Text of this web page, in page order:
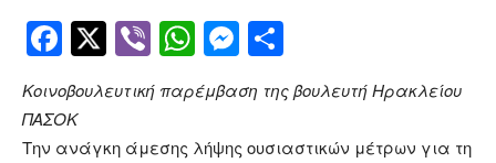
Facebook
Twitter
ViberWhatsApp
Messenger
Κοινοβουλευτική παρέμβαση της βουλευτή Ηρακλείου
ΠΑΣΟΚ
Την ανάγκη άμεσης λήψης ουσιαστικών μέτρων για τη